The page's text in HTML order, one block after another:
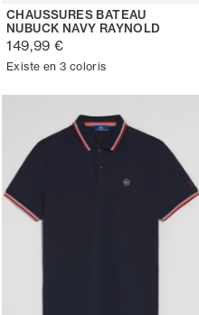
CHAUSSURES BATEAU
NUBUCK NAVY RAYNOLD
149,99 €
Existe en 3 coloris